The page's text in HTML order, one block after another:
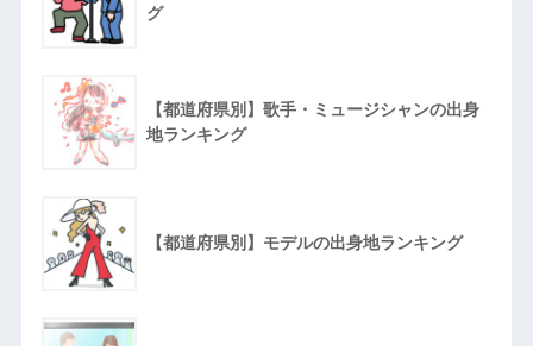
グ
【都道府県別】歌手・ミュージシャンの出身
地ランキング
【都道府県別】モデルの出身地ランキング